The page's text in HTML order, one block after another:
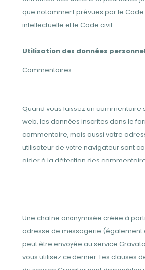
que notamment prévues par le
intellectuelle et le Code civil.
Utilisation des données
Commentaires
Quand vous laissez un commentaire
web, les données inscrites dans le
commentaire, mais aussi votre
utilisateur de votre navigateur sont
aider à la détection des
Une chaîne anonymisée créée à
adresse de messagerie (également
peut être envoyée au service
vous utilisez ce dernier. Les clauses